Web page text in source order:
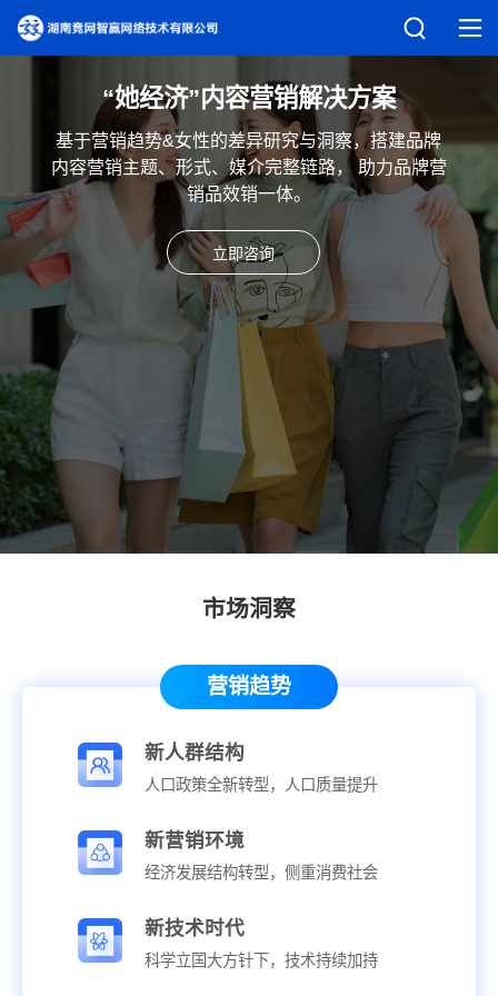
“她经济”内容营销解决方案
基于营销趋势&女性的差异研究与洞察，搭建品牌
内容营销主题、形式、媒介完整链路， 助力品牌营
销品效销一体。
立即咨询
市场洞察
营销趋势
新人群结构
人口政策全新转型， 人口质量提升
新营销环境
经济发展结构转型， 侧重消费社会
新技术时代
科学立国大方针下， 技术持续加持